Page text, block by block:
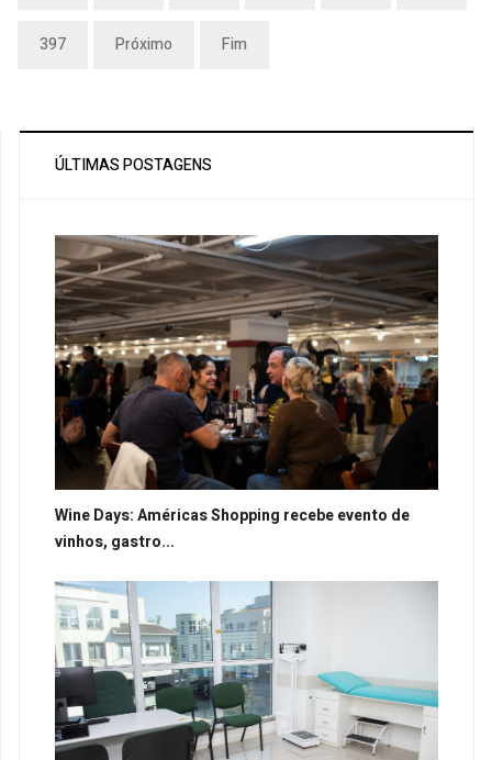
397 Próximo Fim
ÚLTIMAS POSTAGENS
Wine Days: Américas Shopping recebe evento de
vinhos, gastro...